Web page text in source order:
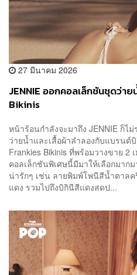
27 มีนาคม 2026
JENNIE ออกคอลเล็กชันชุดว่า
Bikinis
หน้าร้อนกำลังจะมาถึง JENNIE ก็ไ
ว่ายน้ำและเสื้อผ้าลำลองกับแบรนด์
Frankies Bikinis ที่พร้อมวางขาย
คอลเล็กชันพิเศษนี้มีมาให้เลือกมาก
น่ารักๆ เช่น ลายพิมพ์โพนีสีน้ำตาล
แดง รวมไปถึงบิกินีสีแดงสดป...